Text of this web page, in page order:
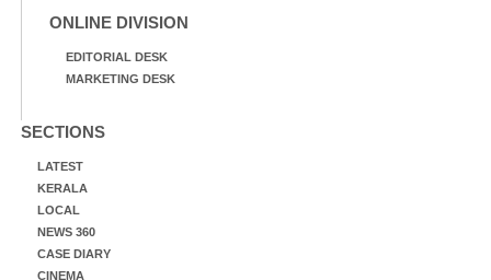
ONLINE DIVISION
EDITORIAL DESK
MARKETING DESK
SECTIONS
LATEST
KERALA
LOCAL
NEWS 360
CASE DIARY
CINEMA